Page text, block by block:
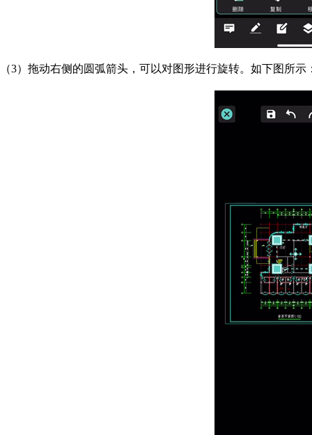
（3）拖动右侧的圆弧箭头，可以对图形进行旋转。如下图所示